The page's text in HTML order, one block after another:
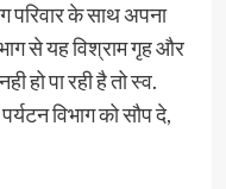
परिवार के साथ अपना
से यह विश्राम गृह और
हो पा रही है तो स्व.
पर्यटन विभाग को सौप दे,